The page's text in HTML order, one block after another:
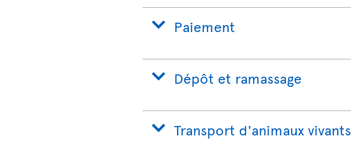
Paiement
Dépôt et ramassage
Transport d'animaux vivants